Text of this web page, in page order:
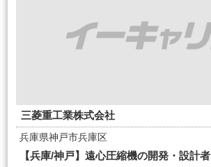
三菱重工業株式会社
兵庫県神戸市兵庫区
【兵庫/神戸】遠心圧縮機の開発・設計者